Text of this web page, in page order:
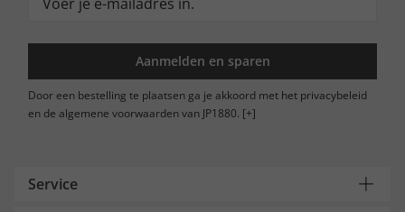
Aanmelden en sparen
Door een bestelling te plaatsen ga je akkoord met het privacybeleid
en de algemene voorwaarden van JP1880. [+]
Service